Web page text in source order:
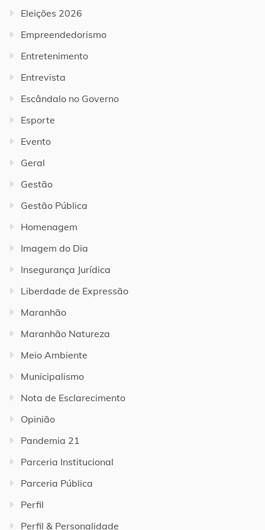
Eleições 2026
Empreendedorismo
Entretenimento
Entrevista
Escândalo no Governo
Esporte
Evento
Geral
Gestão
Gestão Pública
Homenagem
Imagem do Dia
Insegurança Jurídica
Liberdade de Expressão
Maranhão
Maranhão Natureza
Meio Ambiente
Municipalismo
Nota de Esclarecimento
Opinião
Pandemia 21
Parceria Institucional
Parceria Pública
Perfil
Perfil & Personalidade